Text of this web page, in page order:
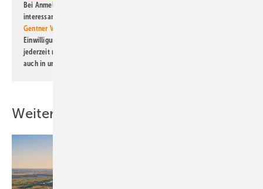
Bei Anmeldung zu diesem Newsletter bin ich damit einverstanden, über
interessante Verlags- und Online-Angebote
Gentner Verlag GmbH & Co. KG
Einwilligung kann ich jederzeit widerrufen und eine Abmeldung ist
jederzeit möglich. Informationen zum Umgang mit Daten finden Sie
auch in unserer
Weitere Inhalte